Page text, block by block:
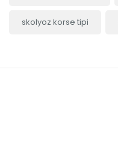
skolyoz korse tipi